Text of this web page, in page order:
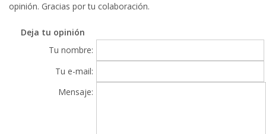
opinión. Gracias por tu colaboración.
Deja tu opinión
Tu nombre:
Tu e-mail:
Mensaje: